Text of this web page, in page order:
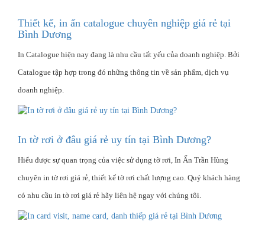
Thiết kế, in ấn catalogue chuyên nghiệp giá rẻ tại
Bình Dương
In Catalogue hiện nay đang là nhu cầu tất yếu của doanh nghiệp. Bởi
Catalogue tập hợp trong đó những thông tin về sản phẩm, dịch vụ
doanh nghiệp.
In tờ rơi ở đâu giá rẻ uy tín tại Bình Dương?
Hiểu được sự quan trọng của việc sử dụng tờ rơi, In Ấn Trần Hùng
chuyên in tờ rơi giá rẻ, thiết kế tờ rơi chất lượng cao. Quý khách hàng
có nhu cầu in tờ rơi giá rẻ hãy liên hệ ngay với chúng tôi.